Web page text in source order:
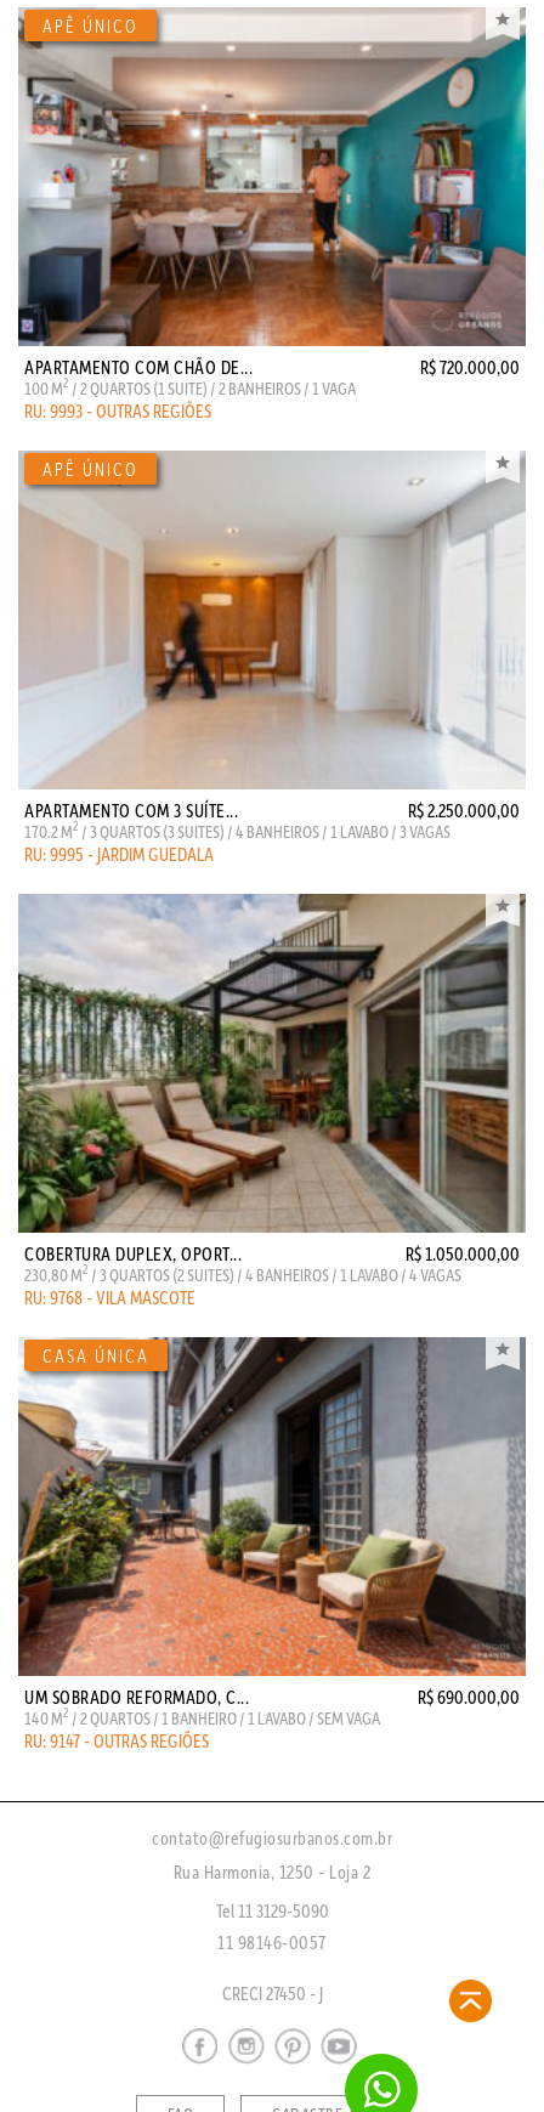
APARTAMENTO COM CHÃO DE... R$ 720.000,00
100 M2 / 2 QUARTOS (1 SUITE) / 2 BANHEIROS / 1 VAGA
RU: 9993 - OUTRAS REGIÕES
APARTAMENTO COM 3 SUÍTE... R$ 2.250.000,00
170.2 M2 / 3 QUARTOS (3 SUITES) / 4 BANHEIROS / 1 LAVABO / 3 VAGAS
RU: 9995 - JARDIM GUEDALA
COBERTURA DUPLEX, OPORT... R$ 1.050.000,00
230,80 M2 / 3 QUARTOS (2 SUITES) / 4 BANHEIROS / 1 LAVABO / 4 VAGAS
RU: 9768 - VILA MASCOTE
UM SOBRADO REFORMADO, C... R$ 690.000,00
140 M2 / 2 QUARTOS / 1 BANHEIRO / 1 LAVABO / SEM VAGA
RU: 9147 - OUTRAS REGIÕES
contato@refugiosurbanos.com.br
Rua Harmonia, 1250 - Loja 2
Tel 11 3129-5090
11 98146-0057
CRECI 27450 - J